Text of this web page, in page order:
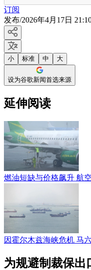
订阅
发布/2026年4月17日
小 标准 中 大
设为谷歌新闻首选来源
延伸阅读
燃油短缺与价格飙升 航
因霍尔木兹海峡危机 马
为规避制裁保出